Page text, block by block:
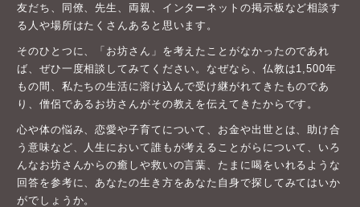
友だち、同僚、先生、両親、インターネットの掲示板など相談す
る人や場所はたくさんあると思います。
そのひとつに、「お坊さん」を考えたことがなかったのであれ
ば、ぜひ一度相談してみてください。なぜなら、仏教は1,500年
もの間、私たちの生活に溶け込んで受け継がれてきたものであ
り、僧侶であるお坊さんがその教えを伝えてきたからです。
心や体の悩み、恋愛や子育てについて、お金や出世とは、助け合
う意味など、人生において誰もが考えることがらについて、いろ
んなお坊さんからの癒しや救いの言葉、たまに喝をいれるような
回答を参考に、あなたの生き方をあなた自身で探してみてはいか
がでしょうか。